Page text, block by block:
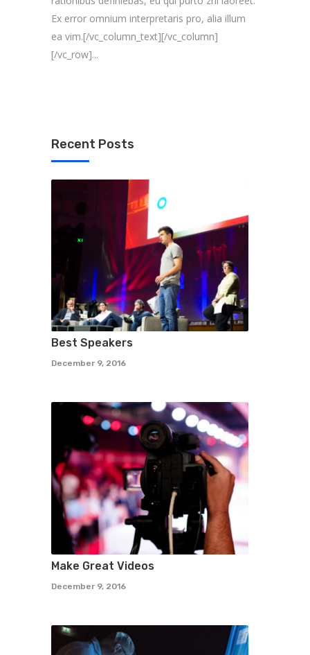
Ex error omnium interpretaris pro, alia illum
ea vim.[/vc_column_text][/vc_column]
[/vc_row]...
Recent Posts
Best Speakers
December 9, 2016
Make Great Videos
December 9, 2016